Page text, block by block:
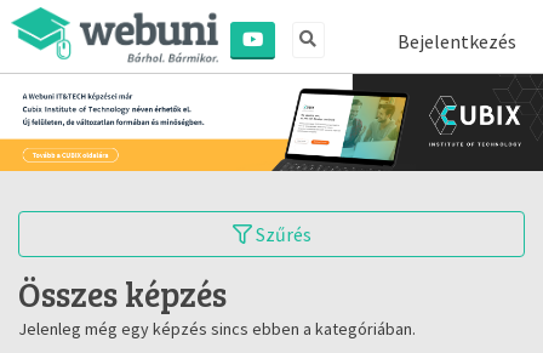
Bejelentkezés
Szűrés
Összes képzés
Jelenleg még egy képzés sincs ebben a kategóriában.